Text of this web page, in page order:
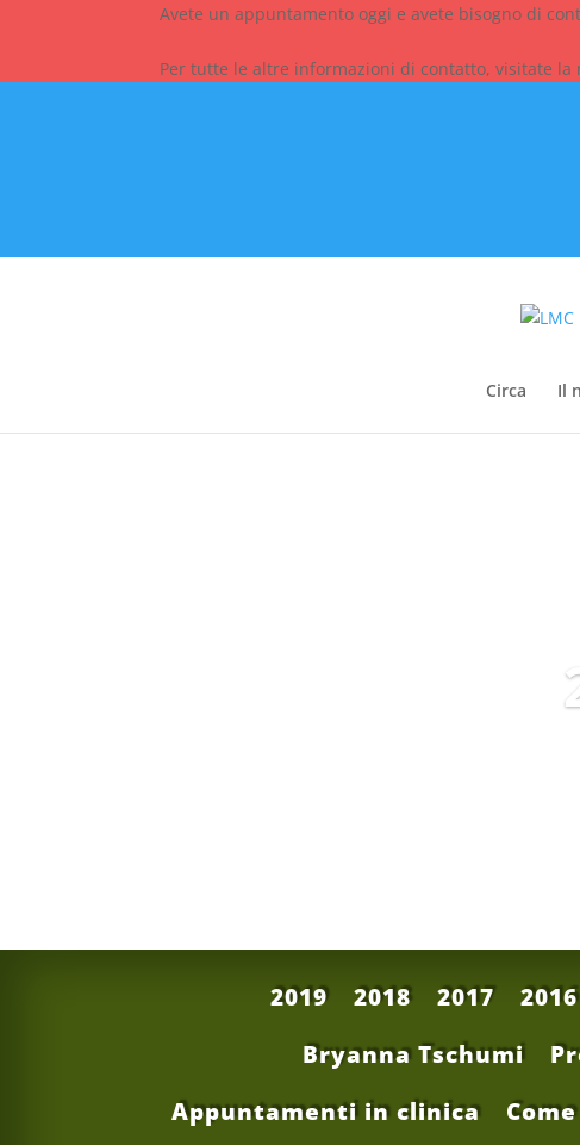
Avete un appuntamento oggi e avete bisogno di
Per tutte le altre informazioni di contatto, visitate la
Circa Il
2019 2018 2017 2016
Bryanna Tschumi
Appuntamenti in clinica